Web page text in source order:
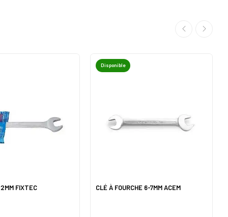
FIXTEC
Disponible
CLÉ À FOURCHE 6-7MM ACEM